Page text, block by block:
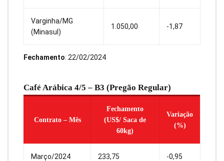
Varginha/MG
(Minasul)
1.050,00 -1,87
Fechamento: 22/02/2024
Café Arábica 4/5 – B3 (Pregão Regular)
Contrato – Mês
Fechamento
(US$/ Saca de
60kg)
Variação
(%)
Março/2024 233,75 -0,95